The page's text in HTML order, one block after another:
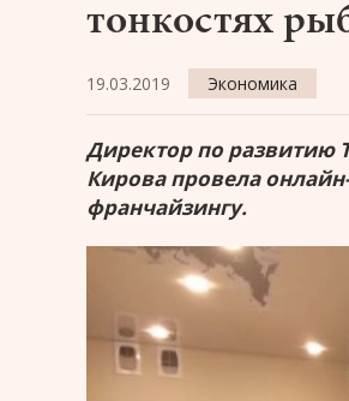
тонкостях
19.03.2019 Экономика
Директор по развитию
Кирова провела
франчайзингу.